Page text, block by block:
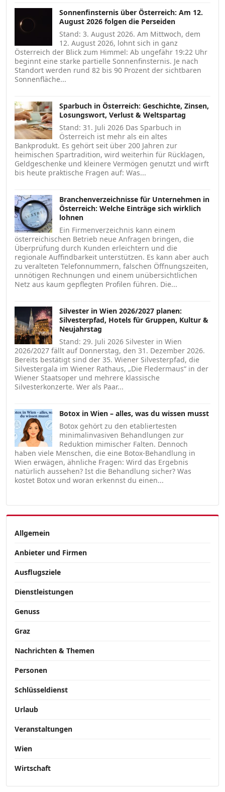
Sonnenfinsternis über Österreich: Am 12.
August 2026 folgen die Perseiden
Stand: 3. August 2026. Am Mittwoch, dem
12. August 2026, lohnt sich in ganz
Österreich der Blick zum Himmel: Ab ungefähr 19:22 Uhr
beginnt eine starke partielle Sonnenfinsternis. Je nach
Standort werden rund 82 bis 90 Prozent der sichtbaren
Sonnenfläche...
Sparbuch in Österreich: Geschichte, Zinsen,
Losungswort, Verlust & Weltspartag
Stand: 31. Juli 2026 Das Sparbuch in
Österreich ist mehr als ein altes
Bankprodukt. Es gehört seit über 200 Jahren zur
heimischen Spartradition, wird weiterhin für Rücklagen,
Geldgeschenke und kleinere Vermögen genutzt und wirft
bis heute praktische Fragen auf: Was...
Branchenverzeichnisse für Unternehmen in
Österreich: Welche Einträge sich wirklich
lohnen
Ein Firmenverzeichnis kann einem
österreichischen Betrieb neue Anfragen bringen, die
Überprüfung durch Kunden erleichtern und die
regionale Auffindbarkeit unterstützen. Es kann aber auch
zu veralteten Telefonnummern, falschen Öffnungszeiten,
unnötigen Rechnungen und einem unübersichtlichen
Netz aus kaum gepflegten Profilen führen. Die...
Silvester in Wien 2026/2027 planen:
Silvesterpfad, Hotels für Gruppen, Kultur &
Neujahrstag
Stand: 29. Juli 2026 Silvester in Wien
2026/2027 fällt auf Donnerstag, den 31. Dezember 2026.
Bereits bestätigt sind der 35. Wiener Silvesterpfad, die
Silvestergala im Wiener Rathaus, „Die Fledermaus“ in der
Wiener Staatsoper und mehrere klassische
Silvesterkonzerte. Wer als Paar...
Botox in Wien – alles, was du wissen musst
Botox gehört zu den etabliertesten
minimalinvasiven Behandlungen zur
Reduktion mimischer Falten. Dennoch
haben viele Menschen, die eine Botox-Behandlung in
Wien erwägen, ähnliche Fragen: Wird das Ergebnis
natürlich aussehen? Ist die Behandlung sicher? Was
kostet Botox und woran erkennst du einen...
Allgemein
Anbieter und Firmen
Ausflugsziele
Dienstleistungen
Genuss
Graz
Nachrichten & Themen
Personen
Schlüsseldienst
Urlaub
Veranstaltungen
Wien
Wirtschaft